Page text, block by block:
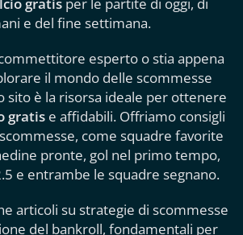
e del fine settimana.
esperto o stia appena
il mondo delle scommesse
sito è la risorsa ideale per ottenere
gratis e affidabili. Offriamo consigli
come squadre favorite
pronte, gol nel primo tempo,
e entrambe le squadre segnano.
articoli su strategie di scommesse
del bankroll, fondamentali per